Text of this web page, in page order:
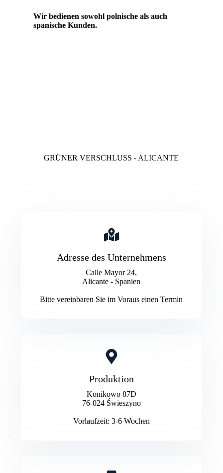
Wir bedienen sowohl polnische als auch
spanische Kunden.
GRÜNER VERSCHLUSS - ALICANTE
Adresse des Unternehmens
Calle Mayor 24,
Alicante - Spanien
Bitte vereinbaren Sie im Voraus einen Termin
Produktion
Konikowo 87D
76-024 Świeszyno
Vorlaufzeit: 3-6 Wochen